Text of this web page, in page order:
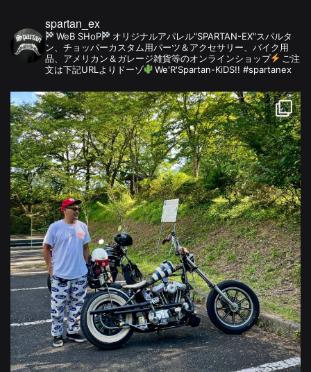
spartan_ex
WeB SHoP
オリジナルアパレル"SPARTAN-EX"スパルタ
ン、チョッパーカスタム用パーツ＆アクセサリー、バイク用
品、アメリカン＆ガレージ雑貨等のオンラインショップ
ご注
文は下記URLよりドーゾ
We'R'Spartan-KiDS!! #spartanex